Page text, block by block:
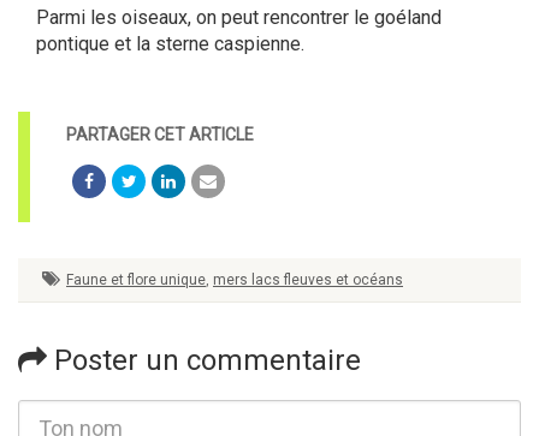
Parmi les oiseaux, on peut rencontrer le goéland
pontique et la sterne caspienne.
Faune et flore unique, mers lacs fleuves et océans
Poster un commentaire